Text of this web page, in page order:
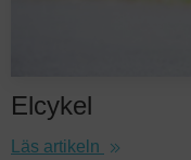
Elcykel
Läs artikeln